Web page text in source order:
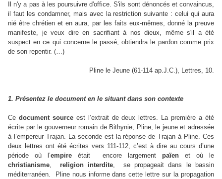
Il n'y a pas à les poursuivre d'office. S'ils sont dénoncés et convaincus,
il faut les condamner, mais avec la restriction suivante : celui qui aura
nié être chrétien et en aura, par les faits eux-mêmes, donné la preuve
manifeste, je veux dire en sacrifiant à nos dieux, même s'il a été
suspect en ce qui concerne le passé, obtiendra le pardon comme prix
de son repentir. (…)
Pline le Jeune (61-114 ap.J.C.), Lettres, 10.
1. Présentez le document en le situant dans son contexte
Ce document sourceest l’extrait de deux lettres. La première a été
écrite par le gouverneur romain de Bithynie, Pline, le jeune et adressée
à l’empereur Trajan. La seconde est la réponse de Trajan à Pline. Ces
deux lettres ont été écrites vers 111-112, c’est à dire au cours d’une
période où l’empire était encore largement païenet où le
christianisme, religion interdite, se propageait dans le bassin
méditerranéen. Pline nous informe dans cette lettre sur la propagation